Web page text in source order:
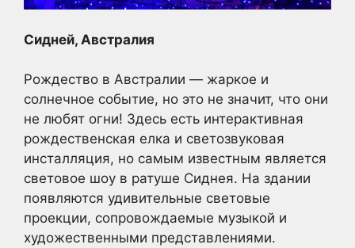
Сидней, Австралия
Рождество в Австралии — жаркое и
солнечное событие, но это не значит, что они
не любят огни! Здесь есть интерактивная
рождественская елка и светозвуковая
инсталляция, но самым известным является
световое шоу в ратуше Сиднея. На здании
появляются удивительные световые
проекции, сопровождаемые музыкой и
художественными представлениями.